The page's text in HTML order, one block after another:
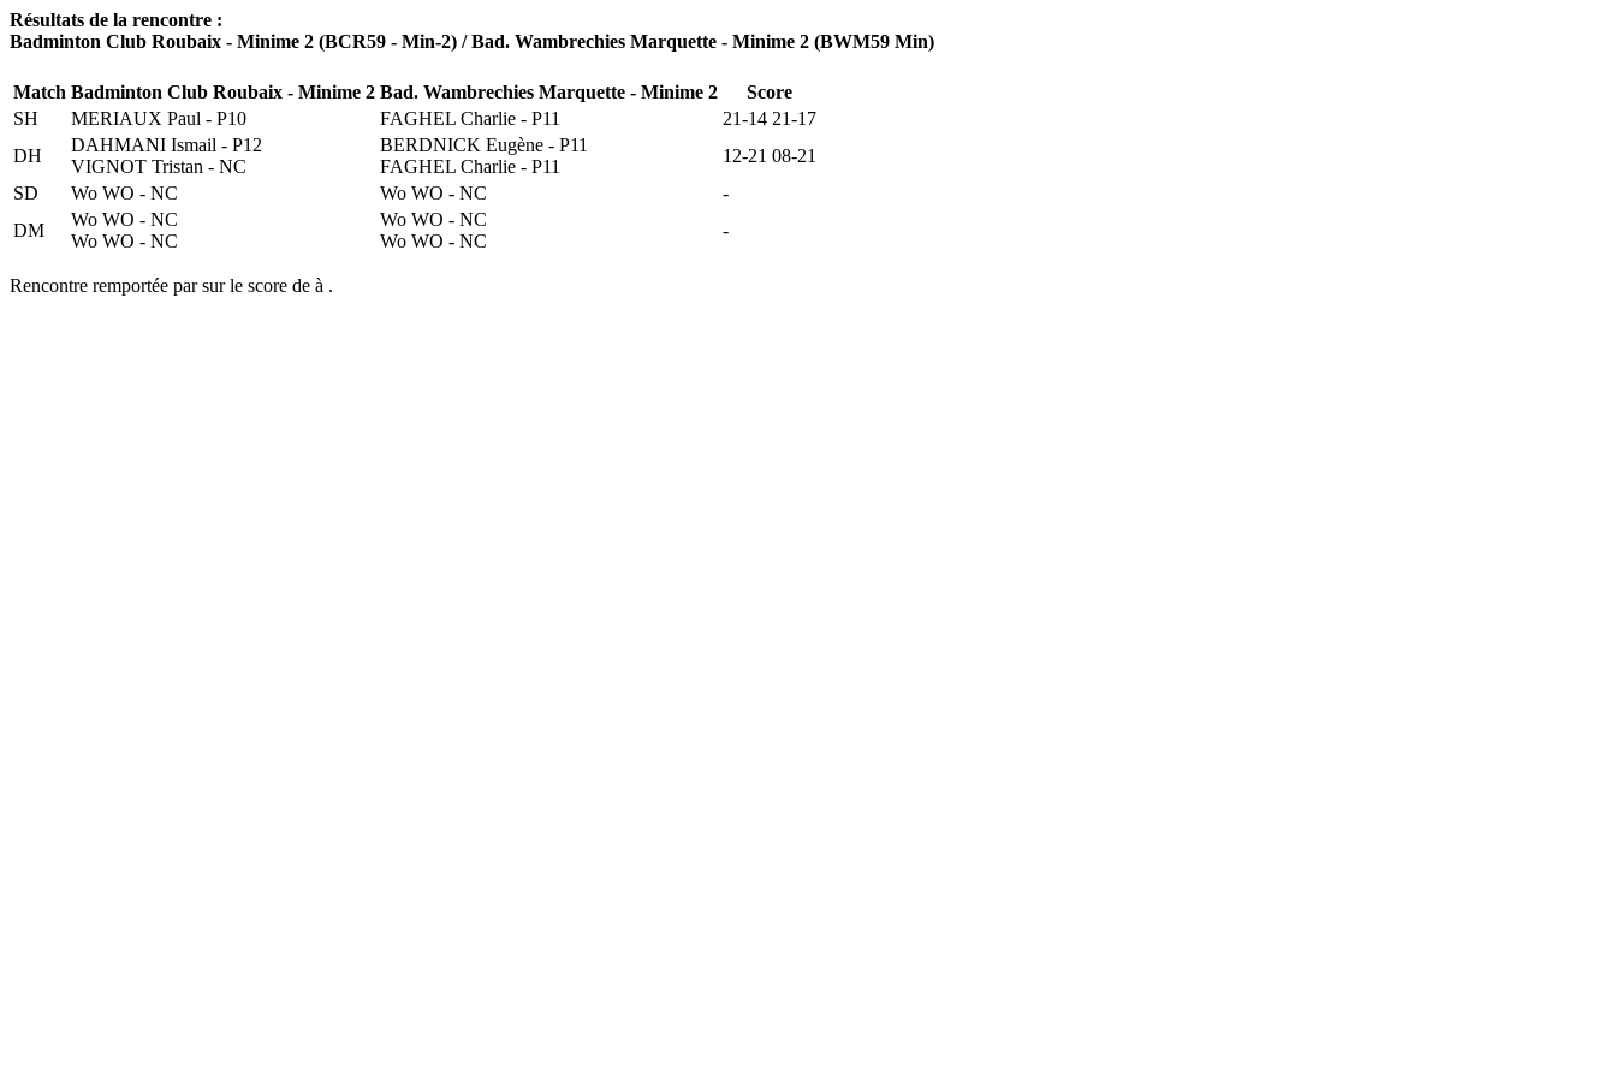
Résultats de la rencontre :
Badminton Club Roubaix - Minime 2 (BCR59 - Min-2) / Bad. Wambrechies Marquette - Minime 2 (BWM59 Min)
Match Badminton Club Roubaix - Minime 2 Bad. Wambrechies Marquette - Minime 2
Score
SH
MERIAUX Paul - P10 FAGHEL Charlie - P11
21-14 21-17
DH
DAHMANI Ismail - P12
VIGNOT Tristan - NC
BERDNICK Eugène - P11
FAGHEL Charlie - P11
12-21 08-21
SD
Wo WO - NC Wo WO - NC
-
DM
Wo WO - NC
Wo WO - NC
Wo WO - NC
Wo WO - NC
-
Rencontre remportée par sur le score de à .